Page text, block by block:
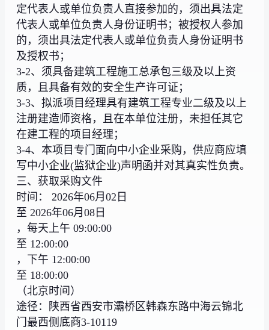
定代表人或单位负责人直接参加的，须出具法定
代表人或单位负责人身份证明书；被授权人参加
的，须出具法定代表人或单位负责人身份证明书
及授权书；
3-2、须具备建筑工程施工总承包三级及以上资
质，且具备有效的安全生产许可证；
3-3、拟派项目经理具有建筑工程专业二级及以上
注册建造师资格，且在本单位注册，未担任其它
在建工程的项目经理；
3-4、本项目专门面向中小企业采购，供应商应填
写中小企业(监狱企业)声明函并对其真实性负责。
三、获取采购文件
时间： 2026年06月02日
至 2026年06月08日
，每天上午 09:00:00
至 12:00:00
，下午 12:00:00
至 18:00:00
（北京时间）
途径：陕西省西安市灞桥区韩森东路中海云锦北
门最西侧底商3-10119